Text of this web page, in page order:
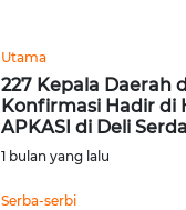
Utama
227 Kepala Daerah
Konfirmasi Hadir di
APKASI di Deli
1 bulan yang lalu
Serba-serbi